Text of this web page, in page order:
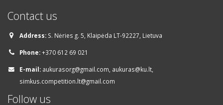
Contact us
Address: S. Nėries g. 5, Klaipėda LT-92227, Lietuva
Phone:+370 612 69 021
E-mail: aukurasorg@gmail.com, aukuras@ku.lt,
simkus.competition.lt@gmail.com
Follow us